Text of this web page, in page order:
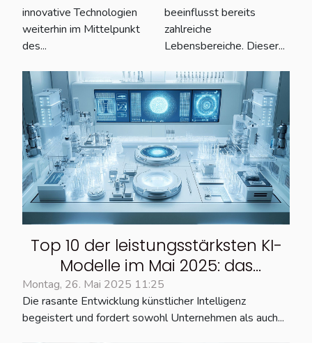
innovative Technologien
weiterhin im Mittelpunkt
des...
beeinflusst bereits
zahlreiche
Lebensbereiche. Dieser...
Top 10 der leistungsstärksten KI-
Modelle im Mai 2025: das
vollständige Ranking
Montag, 26. Mai 2025 11:25
Die rasante Entwicklung künstlicher Intelligenz
begeistert und fordert sowohl Unternehmen als auch...